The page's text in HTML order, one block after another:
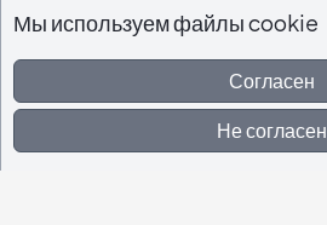
Все права защищены © 2026
Мы используем файлы cookie
Согласен
Не согласен